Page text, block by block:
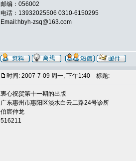
邮编：056002
电话：13932025506 0310-6150295
Email:hbyh-zsq@163.com
时间: 2007-7-09 周一, 下午1:40 标题:
衷心祝贺第十一期的出版
广东惠州市惠阳区淡水白云二路24号诊所
伯宸仲龙
516211